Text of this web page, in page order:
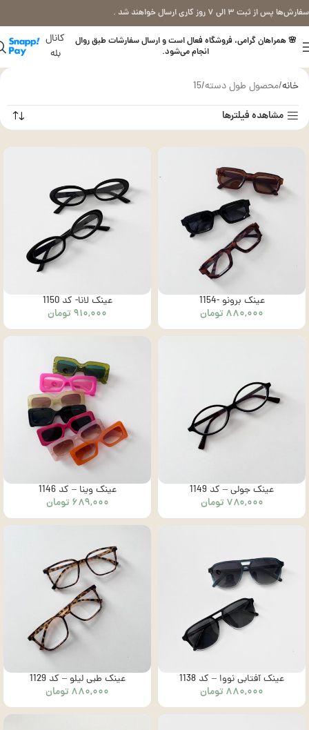
سفارش‌ها پس از ثبت ۳ الی ۷ روز کاری ارسال خواهند شد .
🌸 همراهان گرامی، فروشگاه فعال است و ارسال سفارشات طبق روال
انجام می‌شود.
کانال
بله
خانه محصول طول دسته 15
مشاهده فیلترها
عینک برونو -1154
۸۸۰,۰۰۰ تومان
عینک لانا- کد 1150
۹۱۰,۰۰۰ تومان
عینک جولی – کد 1149
۷۸۰,۰۰۰ تومان
عینک وینا – کد 1146
۶۸۹,۰۰۰ تومان
عینک آفتابی نووا – کد 1138
۸۸۰,۰۰۰ تومان
عینک طبی لیلو – کد 1129
۸۸۰,۰۰۰ تومان